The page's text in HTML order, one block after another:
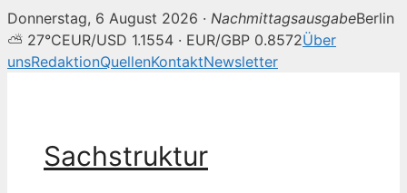
Donnerstag, 6 August 2026 · NachmittagsausgabeBerlin
⛅ 27°CEUR/USD 1.1554 · EUR/GBP 0.8572Über
unsRedaktionQuellenKontaktNewsletter
Sachstruktur